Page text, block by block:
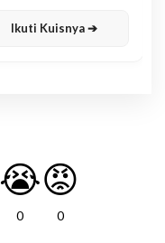
Ikuti Kuisnya ➔
😭
0
😡
0